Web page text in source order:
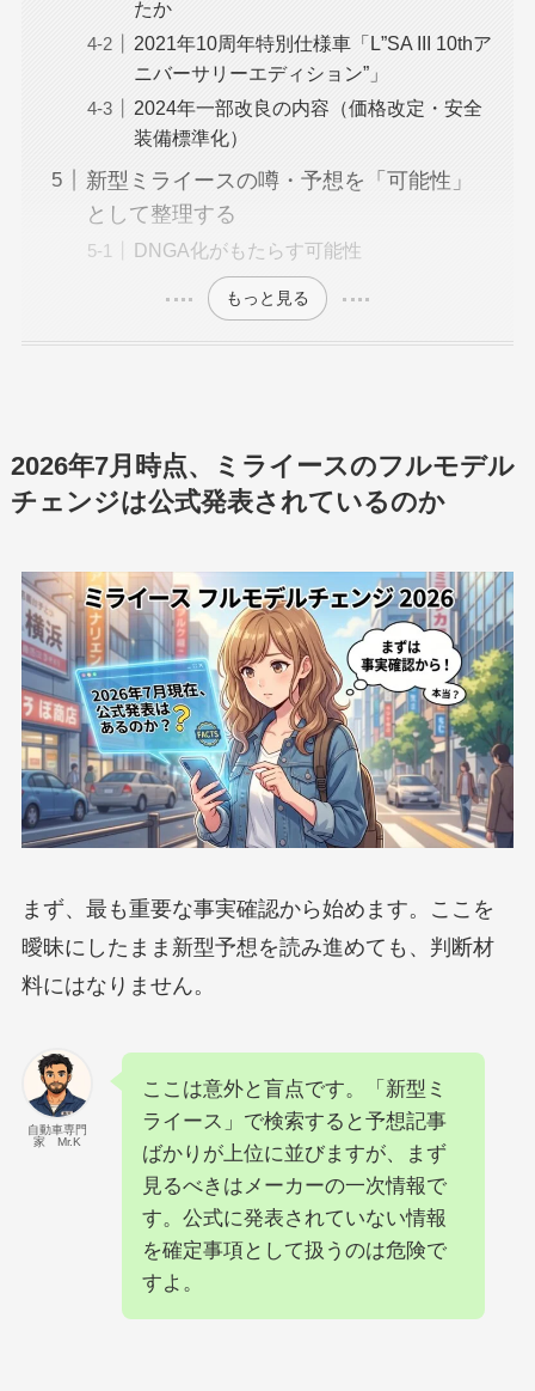
たか
2021年10周年特別仕様車「L”SA III 10thア
ニバーサリーエディション”」
2024年一部改良の内容（価格改定・安全
装備標準化）
新型ミライースの噂・予想を「可能性」
として整理する
DNGA化がもたらす可能性
もっと見る
2026年7月時点、ミライースのフルモデル
チェンジは公式発表されているのか
まず、最も重要な事実確認から始めます。ここを
曖昧にしたまま新型予想を読み進めても、判断材
料にはなりません。
自動車専門
家 Mr.K
ここは意外と盲点です。「新型ミ
ライース」で検索すると予想記事
ばかりが上位に並びますが、まず
見るべきはメーカーの一次情報で
す。公式に発表されていない情報
を確定事項として扱うのは危険で
すよ。